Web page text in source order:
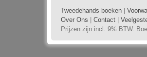
Tweedehands boeken
Over Ons
Contact
Prijzen zijn incl. 9% BTW.